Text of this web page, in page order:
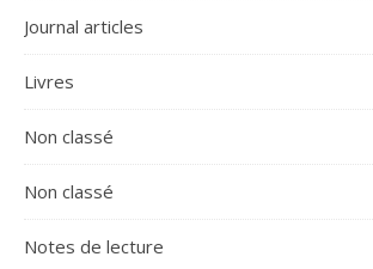
Journal articles
Livres
Non classé
Non classé
Notes de lecture